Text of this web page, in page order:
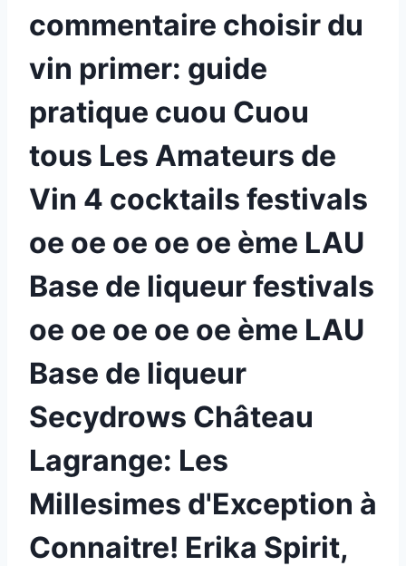
commentaire choisir du
vin primer: guide
pratique cuou Cuou
tous Les Amateurs de
Vin 4 cocktails festivals
oe oe oe oe oe ème LAU
Base de liqueur festivals
oe oe oe oe oe ème LAU
Base de liqueur
Secydrows Château
Lagrange: Les
Millesimes d'Exception à
Connaitre! Erika Spirit,